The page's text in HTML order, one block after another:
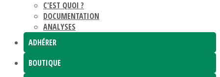
C'EST QUOI ?
DOCUMENTATION
ANALYSES
ADHÉRER
BOUTIQUE